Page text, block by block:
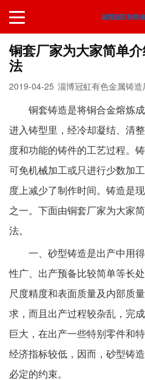
铜套厂家为大家简单
法
2019-04-25 淄博冠虹有色金属铸造
铜套铸造是将铜合金熔炼
进入铸型里，经冷却凝结、清
度和功能的铸件的工艺过程。
可免机械加工或只进行少数加
度上减少了制作时间。铸造是
之一。 下面由铜套厂家为大家
法。
一、砂型铸造是出产中用
性广、出产预备比较简单等长
尺度精度和表面质量及内部质
求，而且出产过程较杂乱，完
巨大，在出产一些特别零件和
经济指标较低，因而，砂型铸
必定的约束。